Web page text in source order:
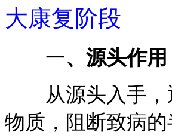
大康复阶段
一、源头作
从源头入手，
物质，阻断致病